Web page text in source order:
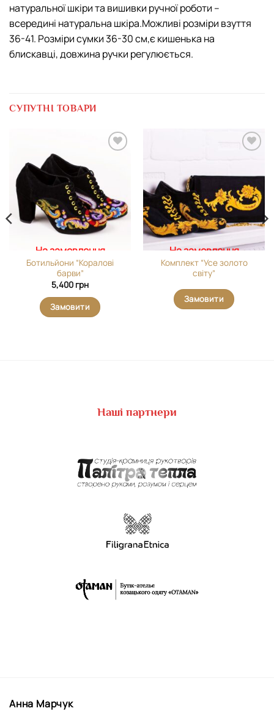
натуральної шкіри та вишивки ручної роботи –
всередині натуральна шкіра.Можливі розміри взуття
36-41. Розміри сумки 36-30 см,є кишенька на
блискавці, довжина ручки регулюється.
СУПУТНІ ТОВАРИ
На замовлення
Ботильйони “Коралові
барви”
5,400 грн
Замовити
вибране
На замовлення
Комплект “Усе золото
світу”
Замовити
Наші партнери
Анна Марчук